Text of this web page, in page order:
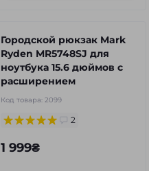
Городской рюкзак Mark
Ryden MR5748SJ для
ноутбука 15.6 дюймов с
расширением
Код товара: 2099
2
1 999₴